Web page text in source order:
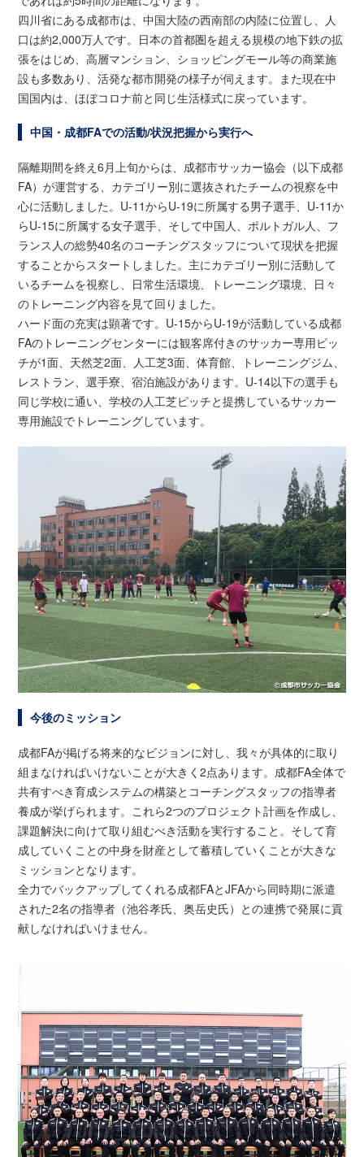
四川省にある成都市は、中国大陸の西南部の内陸に位置し、人
口は約2,000万人です。日本の首都圏を超える規模の地下鉄の拡
張をはじめ、高層マンション、ショッピングモール等の商業施
設も多数あり、活発な都市開発の様子が伺えます。また現在中
国国内は、ほぼコロナ前と同じ生活様式に戻っています。
中国・成都FAでの活動/状況把握から実行へ
隔離期間を終え6月上旬からは、成都市サッカー協会（以下成都
FA）が運営する、カテゴリー別に選抜されたチームの視察を中
心に活動しました。U-11からU-19に所属する男子選手、U-11か
らU-15に所属する女子選手、そして中国人、ポルトガル人、フ
ランス人の総勢40名のコーチングスタッフについて現状を把握
することからスタートしました。主にカテゴリー別に活動して
いるチームを視察し、日常生活環境、トレーニング環境、日々
のトレーニング内容を見て回りました。
ハード面の充実は顕著です。U-15からU-19が活動している成都
FAのトレーニングセンターには観客席付きのサッカー専用ピッ
チが1面、天然芝2面、人工芝3面、体育館、トレーニングジム、
レストラン、選手寮、宿泊施設があります。U-14以下の選手も
同じ学校に通い、学校の人工芝ピッチと提携しているサッカー
専用施設でトレーニングしています。
今後のミッション
成都FAが掲げる将来的なビジョンに対し、我々が具体的に取り
組まなければいけないことが大きく2点あります。成都FA全体で
共有すべき育成システムの構築とコーチングスタッフの指導者
養成が挙げられます。これら2つのプロジェクト計画を作成し、
課題解決に向けて取り組むべき活動を実行すること。そして育
成していくことの中身を財産として蓄積していくことが大きな
ミッションとなります。
全力でバックアップしてくれる成都FAとJFAから同時期に派遣
された2名の指導者（池谷孝氏、奥岳史氏）との連携で発展に貢
献しなければいけません。